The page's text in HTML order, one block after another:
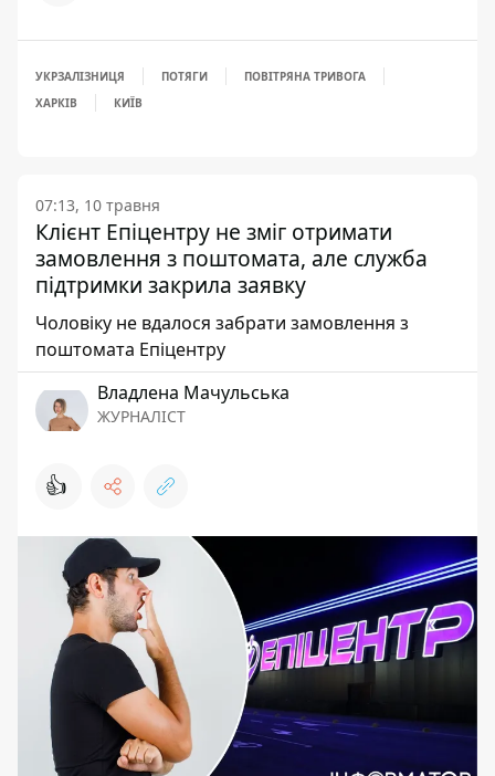
УКРЗАЛІЗНИЦЯ ПОТЯГИ
ПОВІТРЯНА ТРИВОГА
ХАРКІВ
КИЇВ
07:13, 10 травня
Клієнт Епіцентру не зміг отримати
замовлення з поштомата, але служба
підтримки закрила заявку
Чоловіку не вдалося забрати замовлення з
поштомата Епіцентру
Владлена Мачульська
ЖУРНАЛІСТ
👍